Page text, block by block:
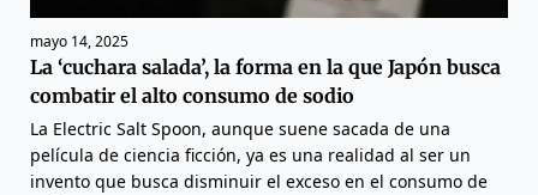
mayo 14, 2025
La ‘cuchara salada’, la forma en la que Japón busca
combatir el alto consumo de sodio
La Electric Salt Spoon, aunque suene sacada de una
película de ciencia ficción, ya es una realidad al ser un
invento que busca disminuir el exceso en el consumo de